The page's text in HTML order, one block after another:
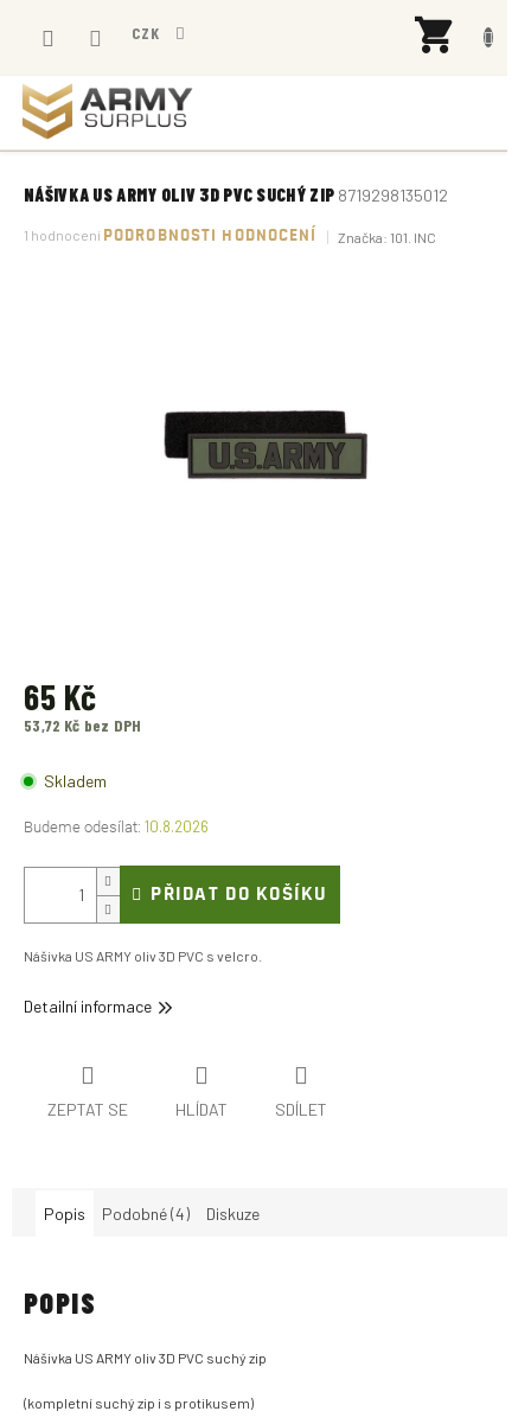
CZK
NÁŠIVKA US ARMY OLIV 3D PVC SUCHÝ ZIP 8719298135012
Průměrné
1 hodnocení PODROBNOSTI HODNOCENÍ Značka: 101. INC
65 Kč
53,72 Kč bez DPH
cena:Skladem
10.8.2026
PŘIDAT DO KOŠÍKU
Nášivka US ARMY oliv 3D PVC s velcro.
Detailní informace
ZEPTAT SE HLÍDAT SDÍLET
Popis Podobné (4) Diskuze
POPIS
Nášivka US ARMY oliv 3D PVC suchý zip
(kompletní suchý zip i s protikusem)